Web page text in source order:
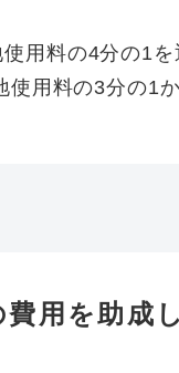
用料の4分の1を
用料の3分の1
用を助成